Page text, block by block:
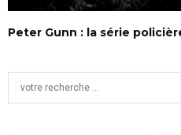
Peter Gunn : la série